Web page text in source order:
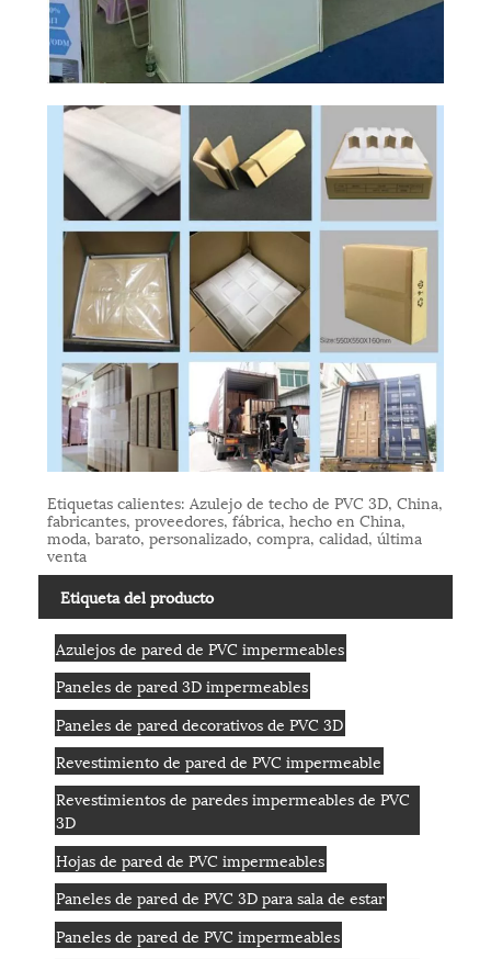
Etiquetas calientes: Azulejo de techo de PVC 3D, China,
fabricantes, proveedores, fábrica, hecho en China,
moda, barato, personalizado, compra, calidad, última
venta
Etiqueta del producto
Azulejos de pared de PVC impermeables
Paneles de pared 3D impermeables
Paneles de pared decorativos de PVC 3D
Revestimiento de pared de PVC impermeable
Revestimientos de paredes impermeables de PVC
3D
Hojas de pared de PVC impermeables
Paneles de pared de PVC 3D para sala de estar
Paneles de pared de PVC impermeables